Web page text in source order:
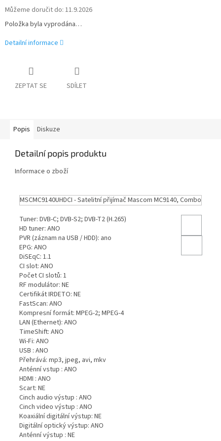
Můžeme doručit do: 11.9.2026
Položka byla vyprodána…
Detailní informace
ZEPTAT SE SDÍLET
Popis Diskuze
Detailní popis produktu
Informace o zboží
MSCMC9140UHDCI - Satelitní přijímač Mascom MC9140, Combo
Tuner: DVB-C; DVB-S2; DVB-T2 (H.265)
HD tuner: ANO
PVR (záznam na USB / HDD): ano
EPG: ANO
DiSEqC: 1.1
CI slot: ANO
Počet CI slotů: 1
RF modulátor: NE
Certifikát IRDETO: NE
FastScan: ANO
Kompresní formát: MPEG-2; MPEG-4
LAN (Ethernet): ANO
TimeShift: ANO
Wi-Fi: ANO
USB : ANO
Přehrává: mp3, jpeg, avi, mkv
Anténní vstup : ANO
HDMI : ANO
Scart: NE
Cinch audio výstup : ANO
Cinch video výstup : ANO
Koaxiální digitální výstup: NE
Digitální optický výstup: ANO
Anténní výstup : NE